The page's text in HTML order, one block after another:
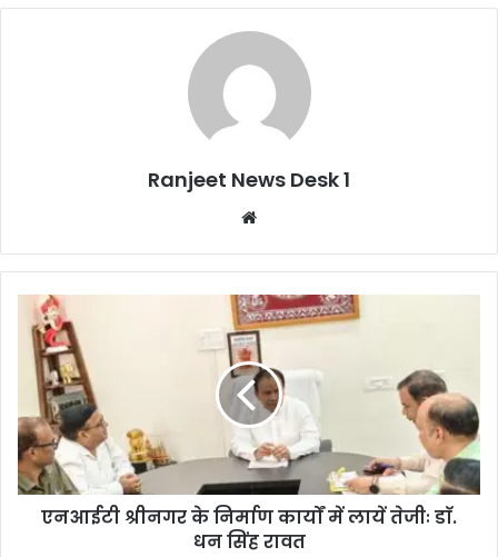
Ranjeet News Desk 1
te
एनआईटी श्रीनगर के निर्माण कार्यों में लायें तेजीः डाॅ.
धन सिंह रावत